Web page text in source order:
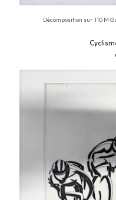
Décomposition sur 110 M